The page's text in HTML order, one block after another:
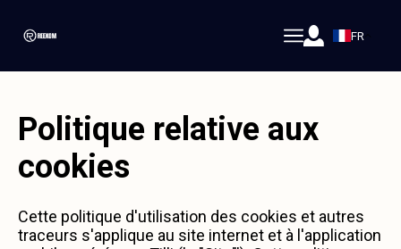
FR
Politique relative aux
cookies
Cette politique d'utilisation des cookies et autres
traceurs s'applique au site internet et à l'application